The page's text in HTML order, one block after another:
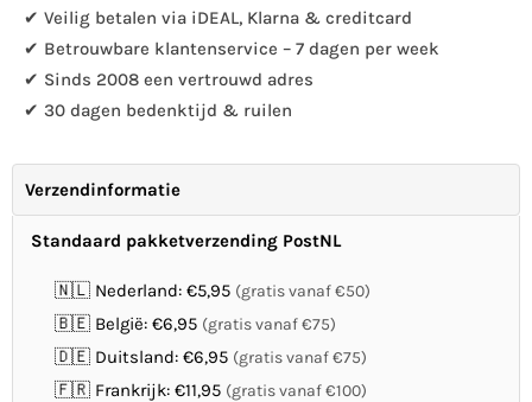
✔ Veilig betalen via iDEAL, Klarna & creditcard
✔ Betrouwbare klantenservice – 7 dagen per week
✔ Sinds 2008 een vertrouwd adres
✔ 30 dagen bedenktijd & ruilen
Verzendinformatie
Standaard pakketverzending PostNL
🇳🇱 Nederland: €5,95 (gratis vanaf €50)
🇧🇪 België: €6,95 (gratis vanaf €75)
🇩🇪 Duitsland: €6,95 (gratis vanaf €75)
🇫🇷 Frankrijk: €11,95 (gratis vanaf €100)